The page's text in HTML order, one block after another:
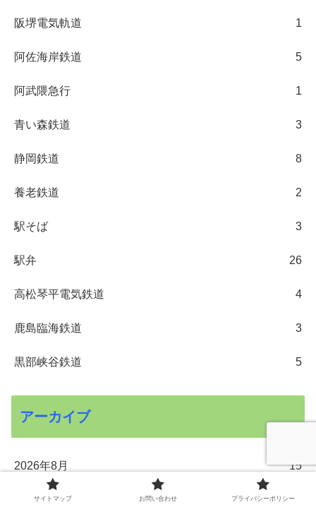
阪堺電気軌道 1
阿佐海岸鉄道 5
阿武隈急行 1
青い森鉄道 3
静岡鉄道 8
養老鉄道 2
駅そば 3
駅弁 26
高松琴平電気鉄道 4
鹿島臨海鉄道 3
黒部峡谷鉄道 5
アーカイブ
2026年8月 15
2026年7月 62
サイトマップ お問い合わせ プライバシーポリシー